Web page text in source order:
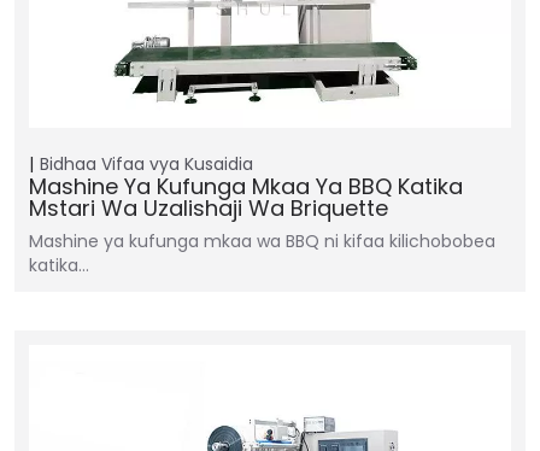
Bidhaa Vifaa vya Kusaidia
Mashine Ya Kufunga Mkaa Ya BBQ Katika
Mstari Wa Uzalishaji Wa Briquette
Mashine ya kufunga mkaa wa BBQ ni kifaa kilichobobea
katika…